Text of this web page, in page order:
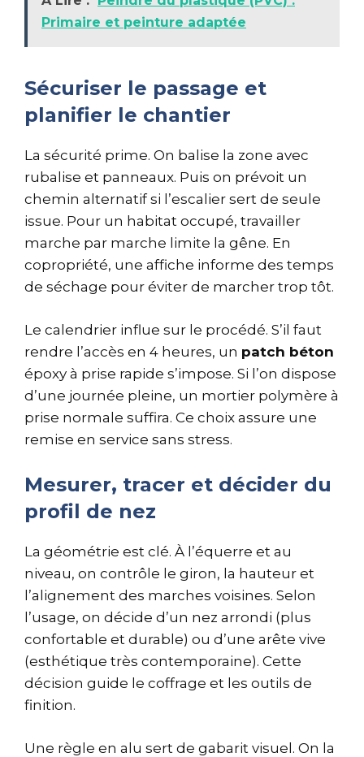
Primaire et peinture adaptée
Sécuriser le passage et
planifier le chantier
La sécurité prime. On balise la zone avec
rubalise et panneaux. Puis on prévoit un
chemin alternatif si l’escalier sert de seule
issue. Pour un habitat occupé, travailler
marche par marche limite la gêne. En
copropriété, une affiche informe des temps
de séchage pour éviter de marcher trop tôt.
Le calendrier influe sur le procédé. S’il faut
rendre l’accès en 4 heures, un patch béton
époxy à prise rapide s’impose. Si l’on dispose
d’une journée pleine, un mortier polymère à
prise normale suffira. Ce choix assure une
remise en service sans stress.
Mesurer, tracer et décider du
profil de nez
La géométrie est clé. À l’équerre et au
niveau, on contrôle le giron, la hauteur et
l’alignement des marches voisines. Selon
l’usage, on décide d’un nez arrondi (plus
confortable et durable) ou d’une arête vive
(esthétique très contemporaine). Cette
décision guide le coffrage et les outils de
finition.
Une règle en alu sert de gabarit visuel. On la